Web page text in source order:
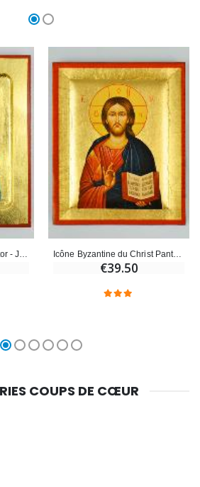
Icône Byzantine du Christ Pantocrator Peinte à la Main - 13 cm
€39.50
COUPS DE CŒUR